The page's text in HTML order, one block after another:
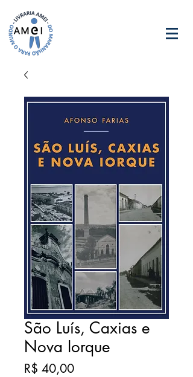
São Luís, Caxias e
Nova Iorque
R$ 40,00Preço